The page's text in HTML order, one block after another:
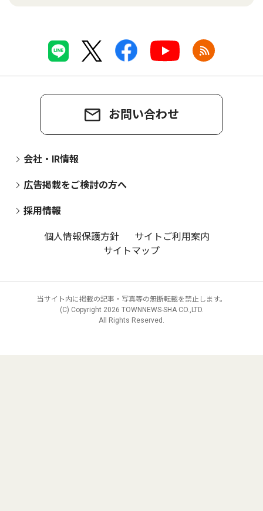
お問い合わせ
会社・IR情報
広告掲載をご検討の方へ
採用情報
個人情報保護方針
サイトご利用案内
サイトマップ
当サイト内に掲載の記事・写真等の無断転載を禁止します。
(C) Copyright 2026 TOWNNEWS-SHA CO.,LTD.
All Rights Reserved.